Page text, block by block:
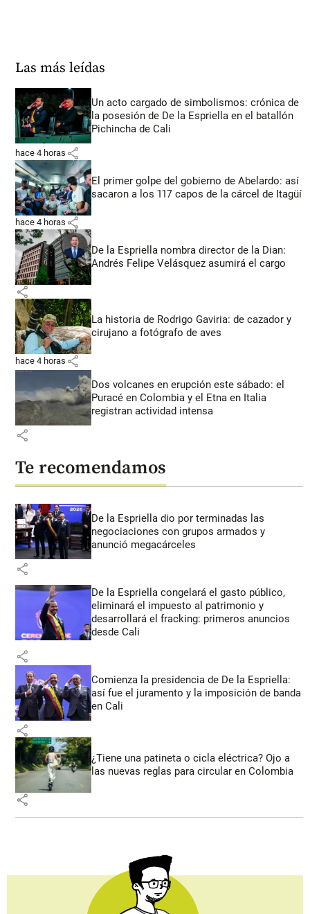
Las más leídas
Un acto cargado de simbolismos: crónica de
la posesión de De la Espriella en el batallón
Pichincha de Cali
hace 4 horas share
El primer golpe del gobierno de Abelardo: así
sacaron a los 117 capos de la cárcel de Itagüí
hace 4 horas share
De la Espriella nombra director de la Dian:
Andrés Felipe Velásquez asumirá el cargo
share
La historia de Rodrigo Gaviria: de cazador y
cirujano a fotógrafo de aves
hace 4 horas share
Dos volcanes en erupción este sábado: el
Puracé en Colombia y el Etna en Italia
registran actividad intensa
share
Te recomendamos
De la Espriella dio por terminadas las
negociaciones con grupos armados y
anunció megacárceles
share
De la Espriella congelará el gasto público,
eliminará el impuesto al patrimonio y
desarrollará el fracking: primeros anuncios
desde Cali
share
Comienza la presidencia de De la Espriella:
así fue el juramento y la imposición de banda
en Cali
share
¿Tiene una patineta o cicla eléctrica? Ojo a
las nuevas reglas para circular en Colombia
share